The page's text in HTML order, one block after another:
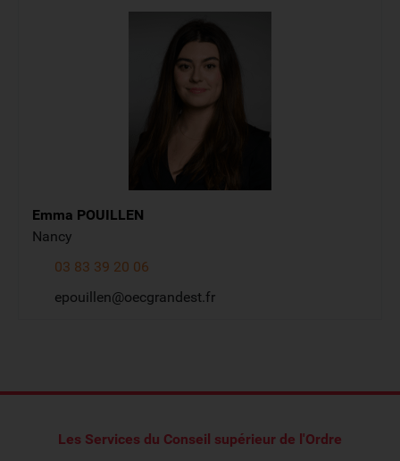
Emma POUILLEN
Nancy
03 83 39 20 06
epouillen@oecgrandest.fr
Les Services du Conseil supérieur de l'Ordre